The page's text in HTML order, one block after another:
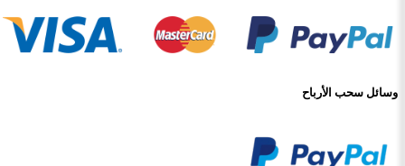
وسائل سحب الأرباح